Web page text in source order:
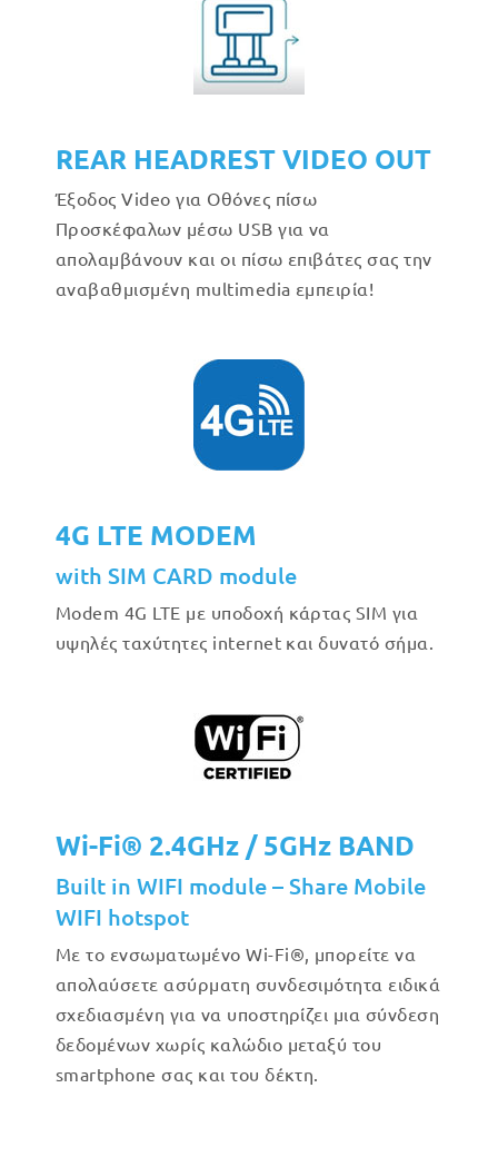
REAR HEADREST VIDEO OUT
Έξοδος Video για Οθόνες πίσω
Προσκέφαλων μέσω USB για να
απολαμβάνουν και οι πίσω επιβάτες σας την
αναβαθμισμένη multimedia εμπειρία!
4G LTE MODEM
with SIM CARD module
Modem 4G LTE με υποδοχή κάρτας SIM για
υψηλές ταχύτητες internet και δυνατό σήμα.
Wi-Fi® 2.4GHz / 5GHz BAND
Built in WIFI module – Share Mobile
WIFI hotspot
Με το ενσωματωμένο Wi-Fi®, μπορείτε να
απολαύσετε ασύρματη συνδεσιμότητα ειδικά
σχεδιασμένη για να υποστηρίζει μια σύνδεση
δεδομένων χωρίς καλώδιο μεταξύ του
smartphone σας και του δέκτη.